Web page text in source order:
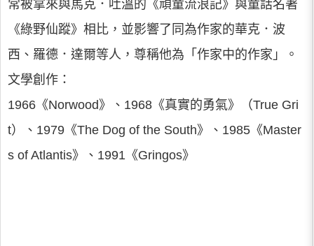
常被拿來與馬克．吐溫的《頑童流浪記》與童話名著
《綠野仙蹤》相比，並影響了同為作家的華克．波
西、羅德．達爾等人，尊稱他為「作家中的作家」。
文學創作：
1966《Norwood》、1968《真實的勇氣》（True Gri
t）、1979《The Dog of the South》、1985《Master
s of Atlantis》、1991《Gringos》